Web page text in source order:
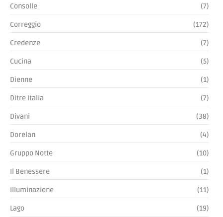
Consolle (7)
Correggio (172)
Credenze (7)
Cucina (5)
Dienne (1)
Ditre Italia (7)
Divani (38)
Dorelan (4)
Gruppo Notte (10)
Il Benessere (1)
Illuminazione (11)
Lago (19)